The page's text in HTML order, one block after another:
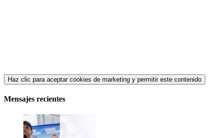
Haz clic para aceptar cookies de marketing y permitir este contenido
Mensajes recientes